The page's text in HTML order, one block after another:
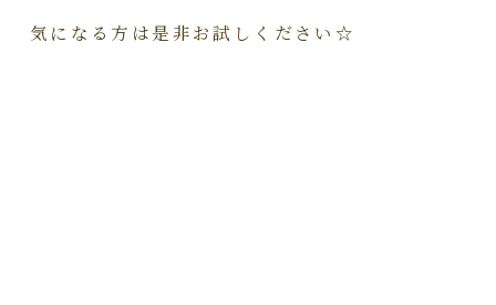
気になる方は是非お試しください☆